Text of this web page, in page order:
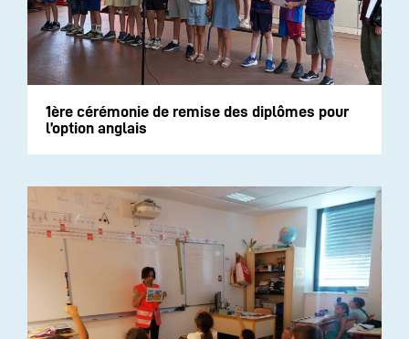
1ère cérémonie de remise des diplômes pour
l’option anglais